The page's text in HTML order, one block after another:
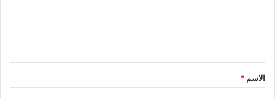
*
الاسم *